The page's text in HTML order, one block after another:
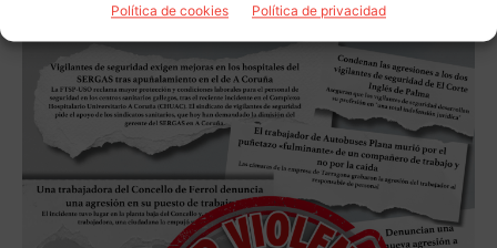
Política de cookies Política de privacidad